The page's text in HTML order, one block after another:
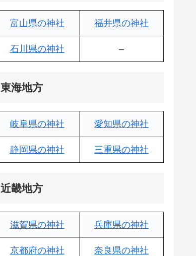
富山県の神社 福井県の神社
石川県の神社 –
東海地方
岐阜県の神社 愛知県の神社
静岡県の神社 三重県の神社
近畿地方
滋賀県の神社 兵庫県の神社
京都府の神社 奈良県の神社